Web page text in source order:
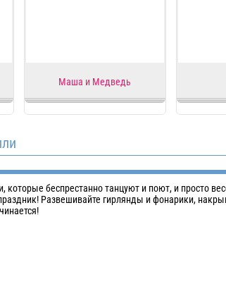
Маша и Медведь
которые беспрестанно танцуют и поют, и просто
Развешивайте гирлянды и фонарики,